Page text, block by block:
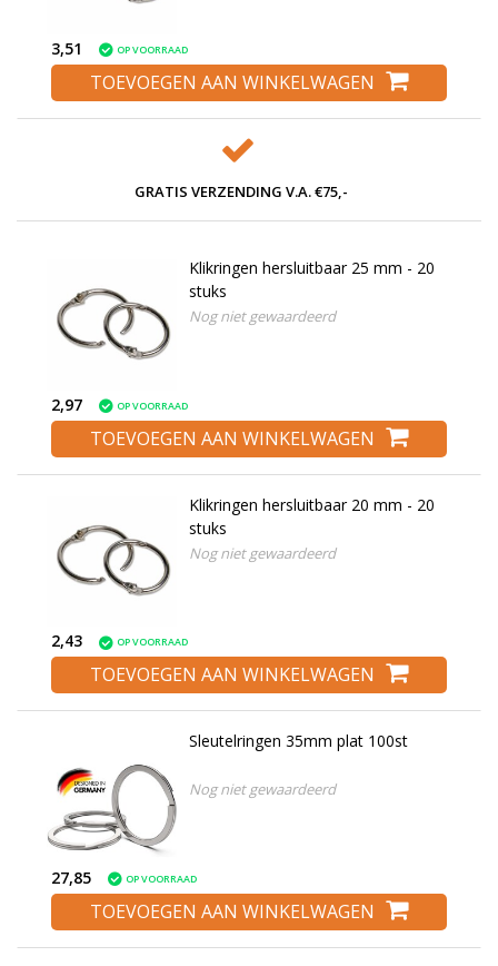
3,51 OP VOORRAAD
TOEVOEGEN AAN WINKELWAGEN
GRATIS VERZENDING V.A. €75,-
Klikringen hersluitbaar 25 mm - 20
stuks
Nog niet gewaardeerd
2,97 OP VOORRAAD
TOEVOEGEN AAN WINKELWAGEN
Klikringen hersluitbaar 20 mm - 20
stuks
Nog niet gewaardeerd
2,43 OP VOORRAAD
TOEVOEGEN AAN WINKELWAGEN
Sleutelringen 35mm plat 100st
Nog niet gewaardeerd
27,85 OP VOORRAAD
TOEVOEGEN AAN WINKELWAGEN